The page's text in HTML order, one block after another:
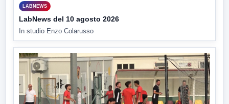
LABNEWS
LabNews del 10 agosto 2026
In studio Enzo Colarusso